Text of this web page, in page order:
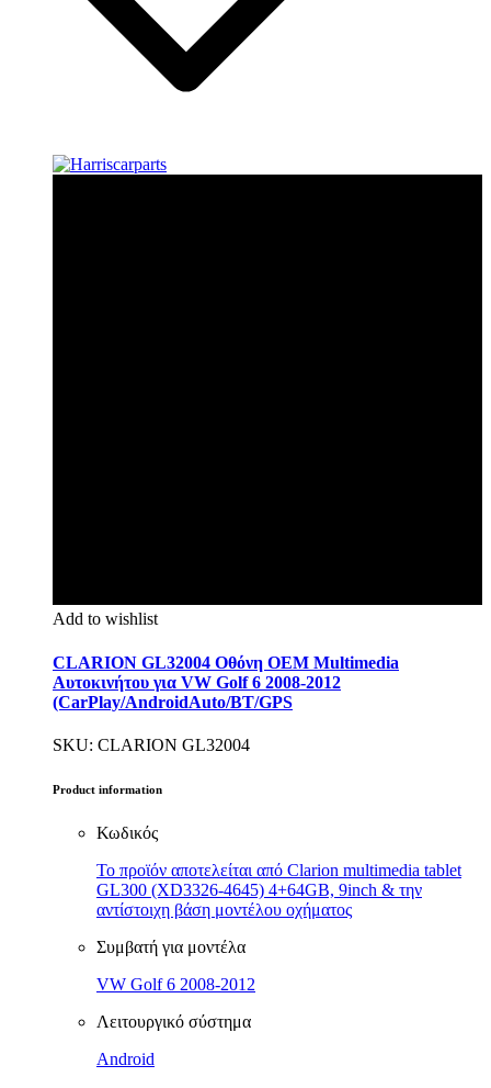
Add to wishlist
CLARION GL32004 Οθόνη OEM Multimedia
Αυτοκινήτου για VW Golf 6 2008-2012
(CarPlay/AndroidAuto/BT/GPS
SKU: CLARION GL32004
Product information
Κωδικός
Το προϊόν αποτελείται από Clarion multimedia tablet
GL300 (XD3326-4645) 4+64GB, 9inch & την
αντίστοιχη βάση μοντέλου οχήματος
Συμβατή για μοντέλα
VW Golf 6 2008-2012
Λειτουργικό σύστημα
Android